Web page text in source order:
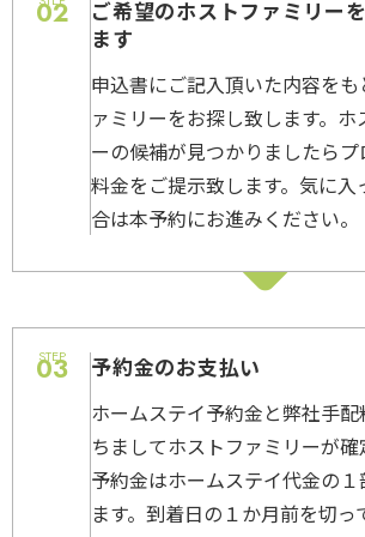
02
ご希望のホストファミリー
ます
申込書にご記入頂いた内容を
ァミリーをお探し致します。ホ
ーの候補が見つかりましたらプ
料金をご提示致します。気に入
合は本予約にお進みください。
STEP
03 予約金のお支払い
ホームステイ予約金と弊社手
ちましてホストファミリーが確
予約金はホームステイ代金の
ます。到着日の１か月前を切っ